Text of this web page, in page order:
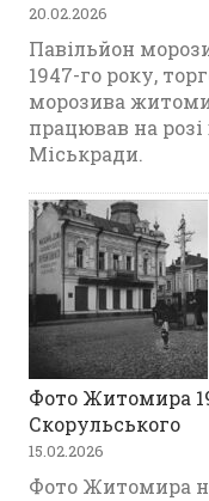
20.02.2026
Павільйон
1947-го року,
морозива
працював на розі
Міськради.
Фото Житомира
Скорульського
15.02.2026
Фото Житомира